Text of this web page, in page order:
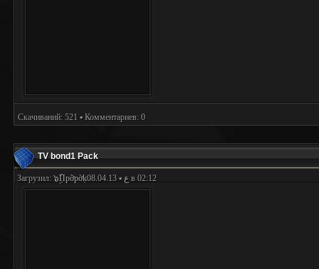
Скачиваний: 521 ▪ Комментариев: 0
TV bond1 Pack
Загрузил: ๖ۣۜПpỡpờķع ▪ 08.04.13 в 02:12